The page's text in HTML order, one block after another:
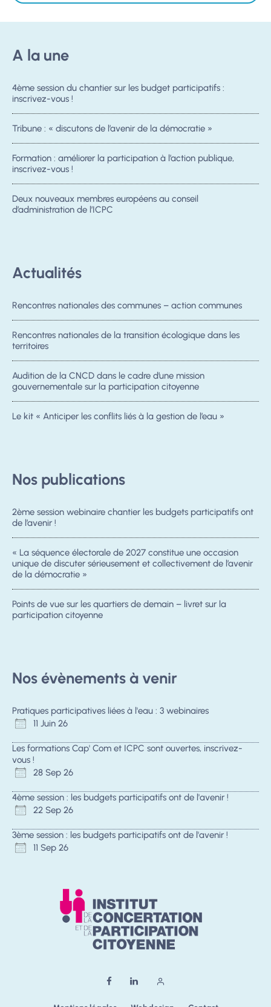
A la une
4ème session du chantier sur les budget participatifs :
inscrivez-vous !
Tribune : « discutons de l’avenir de la démocratie »
Formation : améliorer la participation à l’action publique,
inscrivez-vous !
Deux nouveaux membres européens au conseil
d’administration de l’ICPC
Actualités
Rencontres nationales des communes – action communes
Rencontres nationales de la transition écologique dans les
territoires
Audition de la CNCD dans le cadre d’une mission
gouvernementale sur la participation citoyenne
Le kit « Anticiper les conflits liés à la gestion de l’eau »
Nos publications
2ème session webinaire chantier les budgets participatifs ont
de l’avenir !
« La séquence électorale de 2027 constitue une occasion
unique de discuter sérieusement et collectivement de l’avenir
de la démocratie »
Points de vue sur les quartiers de demain – livret sur la
participation citoyenne
Nos évènements à venir
Pratiques participatives liées à l'eau : 3 webinaires
11 Juin 26
Les formations Cap' Com et ICPC sont ouvertes, inscrivez-
vous !
28 Sep 26
4ème session : les budgets participatifs ont de l'avenir !
22 Sep 26
3ème session : les budgets participatifs ont de l'avenir !
11 Sep 26